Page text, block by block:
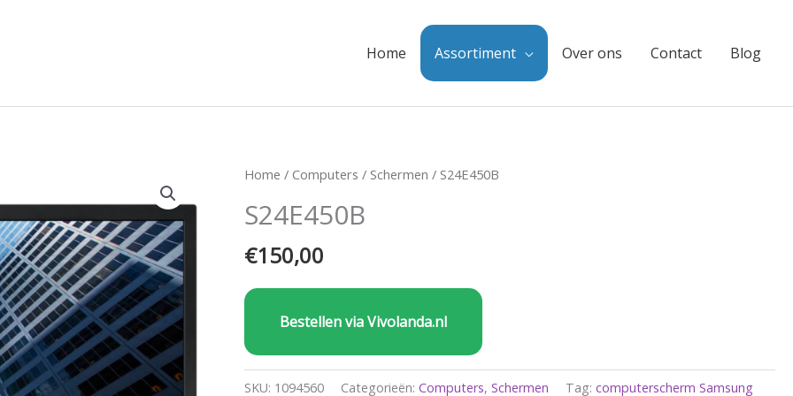
Home Assortiment Over ons Contact Blog
Home / Computers / Schermen / S24E450B
S24E450B
€150,00
Bestellen via Vivolanda.nl
SKU: 1094560 Categorieën:Computers,Schermen Tag:computerscherm Samsung